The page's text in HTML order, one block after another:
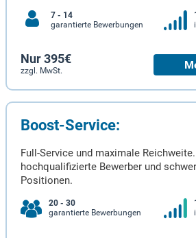
7 - 14
garantierte Bewerbungen
Nur 395€
zzgl. MwSt.
Boost-Service:
Full-Service und maximale
hochqualifizierte Bewerber und
Positionen.
20 - 30
garantierte Bewerbungen